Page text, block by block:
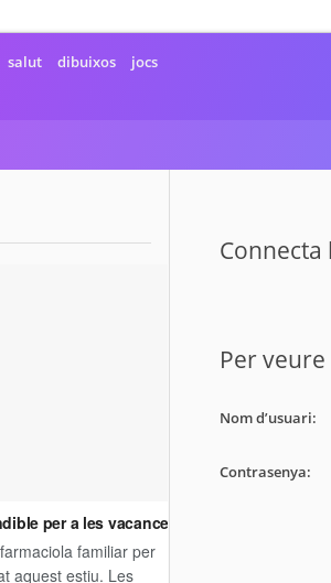
salut dibuixos jocs
Per
Nom d’usuari:
Contrasenya: